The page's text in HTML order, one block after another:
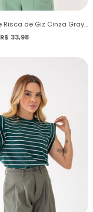
Muscle Tee Risca de Giz Cinza Gray Light
R$ 33,98